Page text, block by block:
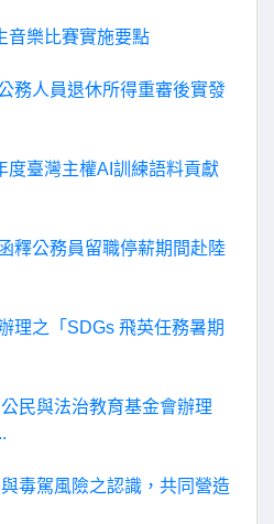
音樂比賽實施要點
務人員退休所得重審後實發
度臺灣主權AI訓練語料貢獻
釋公務員留職停薪期間赴陸
理之「SDGs 飛英任務暑期
民與法治教育基金會辦理
毒駕風險之認識，共同營造